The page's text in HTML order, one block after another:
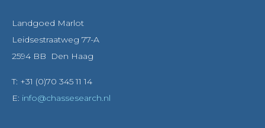
Landgoed Marlot
Leidsestraatweg 77-A
2594 BB Den Haag
T: +31 (0)70 345 11 14
E: info@chassesearch.nl